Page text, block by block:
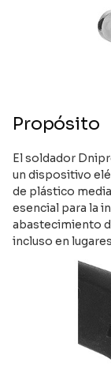
Propósito
El soldador
un dispositivo
de plástico
esencial para la
abastecimiento
incluso en